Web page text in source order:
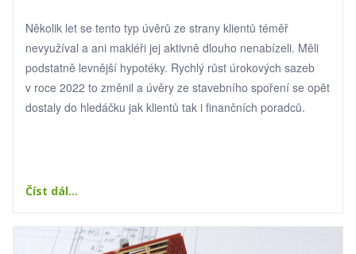
Několik let se tento typ úvěrů ze strany klientů téměř
nevyužíval a ani makléři jej aktivně dlouho nenabízeli. Měli
podstatně levnější hypotéky. Rychlý růst úrokových sazeb
v roce 2022 to změnil a úvěry ze stavebního spoření se opět
dostaly do hledáčku jak klientů tak i finančních poradců.
Číst dál...